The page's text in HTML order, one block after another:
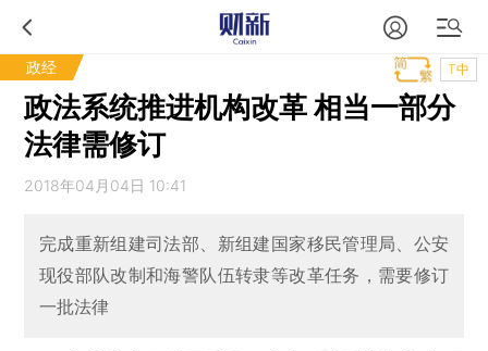
政经 T中
政法系统推进机构改革 相当一部分
法律需修订
2018年04月04日 10:41
完成重新组建司法部、新组建国家移民管理局、公安
现役部队改制和海警队伍转隶等改革任务，需要修订
一批法律